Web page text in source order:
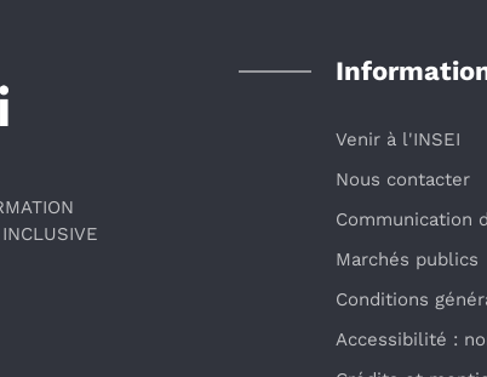
Venir à l'INSEI
Nous contacter
Communication
Marchés publics
Conditions
Accessibilité :